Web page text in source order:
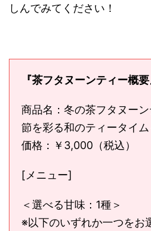
しんでみてください！
『茶フタヌーンティー概要
商品名：冬の茶フタヌー
節を彩る和のティータイム
価格：￥3,000（税込）
[メニュー]
＜選べる甘味：1種＞
※以下のいずれか一つをお